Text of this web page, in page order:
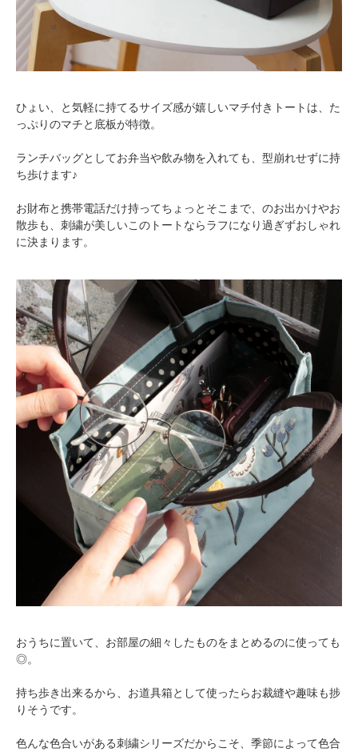
ひょい、と気軽に持てるサイズ感が嬉しいマチ付きトートは、た
っぷりのマチと底板が特徴。
ランチバッグとしてお弁当や飲み物を入れても、型崩れせずに持
ち歩けます♪
お財布と携帯電話だけ持ってちょっとそこまで、のお出かけやお
散歩も、刺繍が美しいこのトートならラフになり過ぎずおしゃれ
に決まります。
おうちに置いて、お部屋の細々したものをまとめるのに使っても
◎。
持ち歩き出来るから、お道具箱として使ったらお裁縫や趣味も捗
りそうです。
色んな色合いがある刺繍シリーズだからこそ、季節によって色合